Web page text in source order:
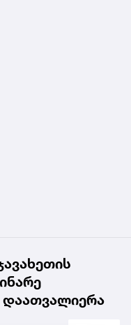
დაათვალიერა